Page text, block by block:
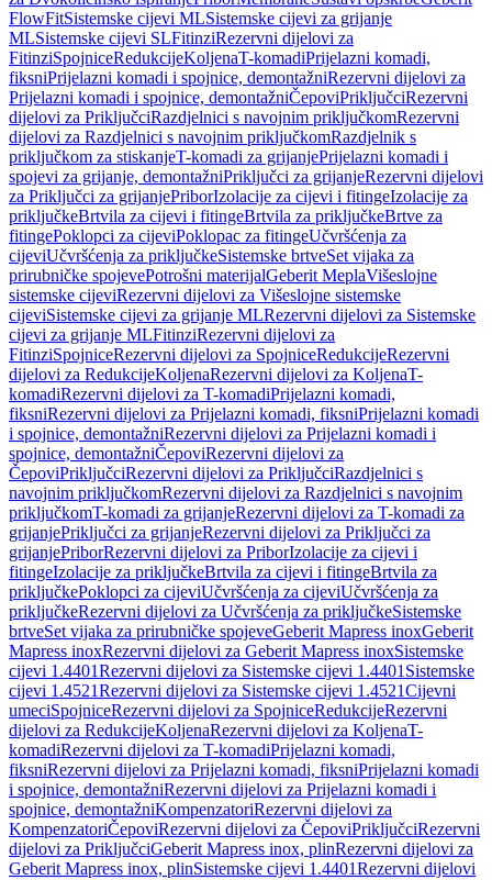
FlowFitSistemske cijevi MLSistemske cijevi za grijanje
MLSistemske cijevi SLFitinziRezervni dijelovi za
FitinziSpojniceRedukcijeKoljenaT-komadiPrijelazni komadi,
fiksniPrijelazni komadi i spojnice, demontažniRezervni dijelovi za
Prijelazni komadi i spojnice, demontažniČepoviPriključciRezervni
dijelovi za PriključciRazdjelnici s navojnim priključkomRezervni
dijelovi za Razdjelnici s navojnim priključkomRazdjelnik s
priključkom za stiskanjeT-komadi za grijanjePrijelazni komadi i
spojevi za grijanje, demontažniPriključci za grijanjeRezervni dijelovi
za Priključci za grijanjePriborIzolacije za cijevi i fitingeIzolacije za
priključkeBrtvila za cijevi i fitingeBrtvila za priključkeBrtve za
fitingePoklopci za cijeviPoklopac za fitingeUčvršćenja za
cijeviUčvršćenja za priključkeSistemske brtveSet vijaka za
prirubničke spojevePotrošni materijalGeberit MeplaVišeslojne
sistemske cijeviRezervni dijelovi za Višeslojne sistemske
cijeviSistemske cijevi za grijanje MLRezervni dijelovi za Sistemske
cijevi za grijanje MLFitinziRezervni dijelovi za
FitinziSpojniceRezervni dijelovi za SpojniceRedukcijeRezervni
dijelovi za RedukcijeKoljenaRezervni dijelovi za KoljenaT-
komadiRezervni dijelovi za T-komadiPrijelazni komadi,
fiksniRezervni dijelovi za Prijelazni komadi, fiksniPrijelazni komadi
i spojnice, demontažniRezervni dijelovi za Prijelazni komadi i
spojnice, demontažniČepoviRezervni dijelovi za
ČepoviPriključciRezervni dijelovi za PriključciRazdjelnici s
navojnim priključkomRezervni dijelovi za Razdjelnici s navojnim
priključkomT-komadi za grijanjeRezervni dijelovi za T-komadi za
grijanjePriključci za grijanjeRezervni dijelovi za Priključci za
grijanjePriborRezervni dijelovi za PriborIzolacije za cijevi i
fitingeIzolacije za priključkeBrtvila za cijevi i fitingeBrtvila za
priključkePoklopci za cijeviUčvršćenja za cijeviUčvršćenja za
priključkeRezervni dijelovi za Učvršćenja za priključkeSistemske
brtveSet vijaka za prirubničke spojeveGeberit Mapress inoxGeberit
Mapress inoxRezervni dijelovi za Geberit Mapress inoxSistemske
cijevi 1.4401Rezervni dijelovi za Sistemske cijevi 1.4401 Sistemske
cijevi 1.4521Rezervni dijelovi za Sistemske cijevi 1.4521Cijevni
umeciSpojniceRezervni dijelovi za SpojniceRedukcijeRezervni
dijelovi za RedukcijeKoljenaRezervni dijelovi za KoljenaT-
komadiRezervni dijelovi za T-komadiPrijelazni komadi,
fiksniRezervni dijelovi za Prijelazni komadi, fiksniPrijelazni komadi
i spojnice, demontažniRezervni dijelovi za Prijelazni komadi i
spojnice, demontažniKompenzatoriRezervni dijelovi za
KompenzatoriČepoviRezervni dijelovi za ČepoviPriključciRezervni
dijelovi za PriključciGeberit Mapress inox, plinRezervni dijelovi za
Geberit Mapress inox, plinSistemske cijevi 1.4401Rezervni dijelovi